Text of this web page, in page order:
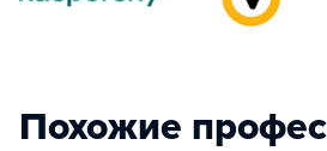
Похожие